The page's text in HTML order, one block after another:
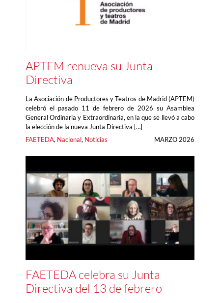
APTEM renueva su Junta
Directiva
La Asociación de Productores y Teatros de Madrid (APTEM)
celebró el pasado 11 de febrero de 2026 su Asamblea
General Ordinaria y Extraordinaria, en la que se llevó a cabo
la elección de la nueva Junta Directiva […]
FAETEDA, Nacional, Noticias MARZO 2026
FAETEDA celebra su Junta
Directiva del 13 de febrero